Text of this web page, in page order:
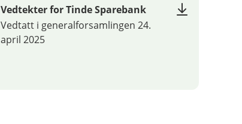
Vedtekter for Tinde Sparebank
Vedtatt i generalforsamlingen 24.
april 2025